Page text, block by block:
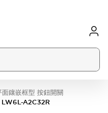
面鑲嵌框型 按鈕開關
LW6L-A2C32R